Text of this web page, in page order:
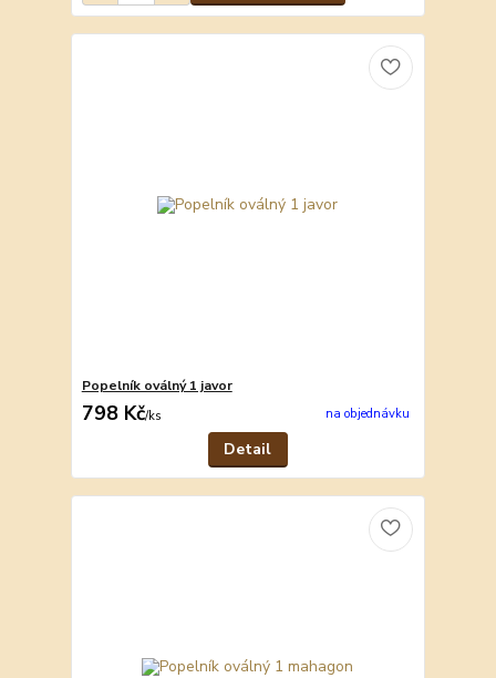
Popelník oválný 1 javor
798 Kč/ks na objednávku
Detail